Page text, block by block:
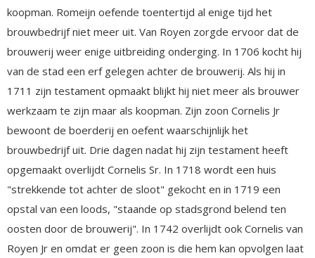
koopman. Romeijn oefende toentertijd al enige tijd het
brouwbedrijf niet meer uit. Van Royen zorgde ervoor dat de
brouwerij weer enige uitbreiding onderging. In 1706 kocht hij
van de stad een erf gelegen achter de brouwerij. Als hij in
1711 zijn testament opmaakt blijkt hij niet meer als brouwer
werkzaam te zijn maar als koopman. Zijn zoon Cornelis Jr
bewoont de boerderij en oefent waarschijnlijk het
brouwbedrijf uit. Drie dagen nadat hij zijn testament heeft
opgemaakt overlijdt Cornelis Sr. In 1718 wordt een huis
"strekkende tot achter de sloot" gekocht en in 1719 een
opstal van een loods, "staande op stadsgrond belend ten
oosten door de brouwerij". In 1742 overlijdt ook Cornelis van
Royen Jr en omdat er geen zoon is die hem kan opvolgen laat